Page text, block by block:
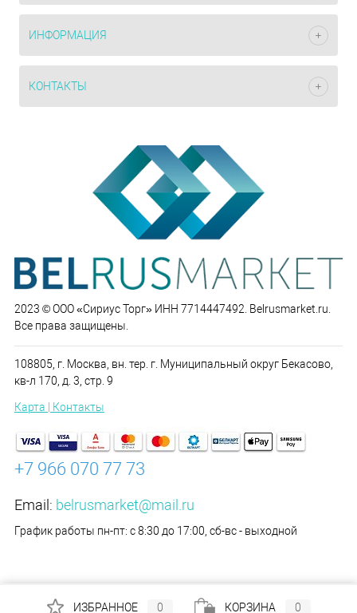
ИНФОРМАЦИЯ
КОНТАКТЫ
2023 © ООО «Сириус Торг» ИНН 7714447492. Belrusmarket.ru.
Все права защищены.
108805, г. Москва, вн. тер. г. Муниципальный округ Бекасово,
кв-л 170, д. 3, стр. 9
Карта | Контакты
+7 966 070 77 73
Email: belrusmarket@mail.ru
График работы пн-пт: с 8:30 до 17:00, сб-вс - выходной
ИЗБРАННОЕ 0 КОРЗИНА 0